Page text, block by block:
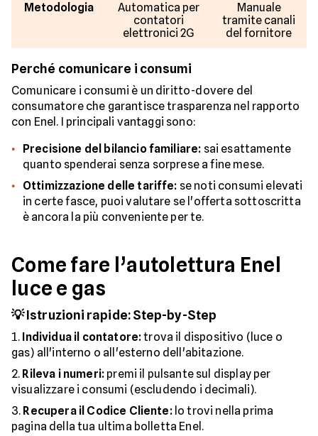
Metodologia
Automatica per
contatori
elettronici 2G
Manuale
tramite canali
del fornitore
Perché comunicare i consumi
Comunicare i consumi è un diritto-dovere del
consumatore che garantisce trasparenza nel rapporto
con Enel. I principali vantaggi sono:
Precisione del bilancio familiare: sai esattamente
quanto spenderai senza sorprese a fine mese.
Ottimizzazione delle tariffe: se noti consumi elevati
in certe fasce, puoi valutare se l'offerta sottoscritta
è ancora la più conveniente per te.
Come fare l’autolettura Enel
luce e gas
💡 Istruzioni rapide: Step-by-Step
Individua il contatore:trova il dispositivo (luce o
gas) all'interno o all'esterno dell'abitazione.
Rileva i numeri: premi il pulsante sul display per
visualizzare i consumi (escludendo i decimali).
Recupera il Codice Cliente:lo trovi nella prima
pagina della tua ultima bolletta Enel.